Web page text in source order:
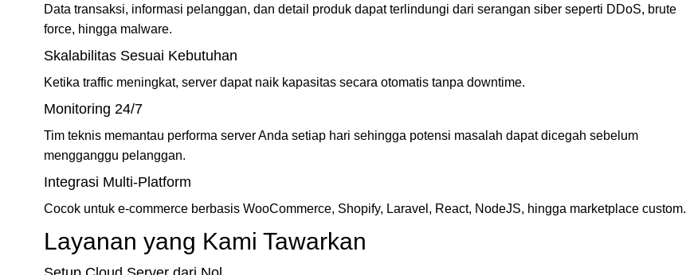
Data transaksi, informasi pelanggan, dan detail produk dapat terlindungi dari serangan siber seperti DDoS, brute
force, hingga malware.
Skalabilitas Sesuai Kebutuhan
Ketika traffic meningkat, server dapat naik kapasitas secara otomatis tanpa downtime.
Monitoring 24/7
Tim teknis memantau performa server Anda setiap hari sehingga potensi masalah dapat dicegah sebelum
mengganggu pelanggan.
Integrasi Multi-Platform
Cocok untuk e-commerce berbasis WooCommerce, Shopify, Laravel, React, NodeJS, hingga marketplace custom.
Layanan yang Kami Tawarkan